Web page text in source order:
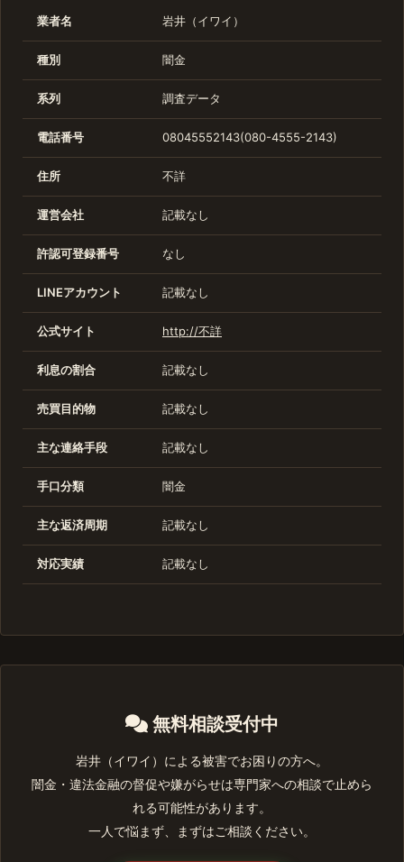
業者名 岩井（イワイ）
種別 闇金
系列 調査データ
電話番号 08045552143(080-4555-2143)
住所 不詳
運営会社 記載なし
許認可登録番号 なし
LINEアカウント 記載なし
公式サイト http://不詳
利息の割合 記載なし
売買目的物 記載なし
主な連絡手段 記載なし
手口分類 闇金
主な返済周期 記載なし
対応実績 記載なし
無料相談受付中
岩井（イワイ）による被害でお困りの方へ。
闇金・違法金融の督促や嫌がらせは専門家への相談で止めら
れる可能性があります。
一人で悩まず、まずはご相談ください。